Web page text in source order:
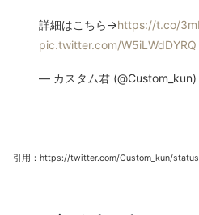
詳細はこちら→https://t.co/
pic.twitter.com/W5iLWdDYRQ
— カスタム君 (@Custom_kun)
引用：https://twitter.com/Custom_kun/